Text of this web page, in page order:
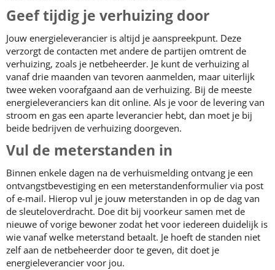
Geef tijdig je verhuizing door
Jouw energieleverancier is altijd je aanspreekpunt. Deze
verzorgt de contacten met andere de partijen omtrent de
verhuizing, zoals je netbeheerder. Je kunt de verhuizing al
vanaf drie maanden van tevoren aanmelden, maar uiterlijk
twee weken voorafgaand aan de verhuizing. Bij de meeste
energieleveranciers kan dit online. Als je voor de levering van
stroom en gas een aparte leverancier hebt, dan moet je bij
beide bedrijven de verhuizing doorgeven.
Vul de meterstanden in
Binnen enkele dagen na de verhuismelding ontvang je een
ontvangstbevestiging en een meterstandenformulier via post
of e-mail. Hierop vul je jouw meterstanden in op de dag van
de sleuteloverdracht. Doe dit bij voorkeur samen met de
nieuwe of vorige bewoner zodat het voor iedereen duidelijk is
wie vanaf welke meterstand betaalt. Je hoeft de standen niet
zelf aan de netbeheerder door te geven, dit doet je
energieleverancier voor jou.